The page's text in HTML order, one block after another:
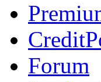
Forum